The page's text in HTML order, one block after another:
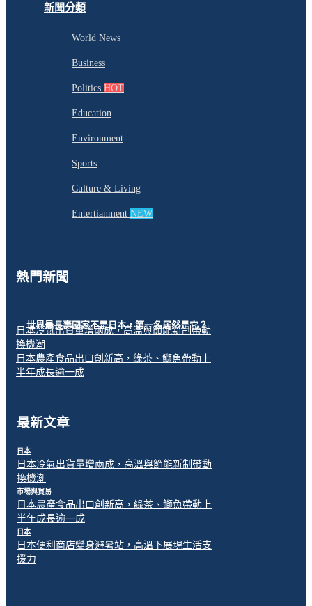
新聞分類
World News
Business
Politics HOT
Education
Environment
Sports
Culture & Living
Entertianment NEW
熱門新聞
世界最長壽國家不是日本，第一名居然是它？
日本冷氣出貨量增兩成，高溫與節能新制帶動
換機潮
日本農產食品出口創新高，綠茶、鰤魚帶動上
半年成長逾一成
最新文章
日本
日本冷氣出貨量增兩成，高溫與節能新制帶動
換機潮
市場與貿易
日本農產食品出口創新高，綠茶、鰤魚帶動上
半年成長逾一成
日本
日本便利商店變身避暑站，高溫下展現生活支
援力